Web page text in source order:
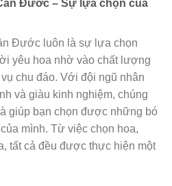
Đước – Sự lựa chọn của
Đước luôn là sự lựa chọn
yêu hoa nhờ vào chất lượng
chu đáo. Với đội ngũ nhân
và giàu kinh nghiệm, chúng
giúp bạn chọn được những bó
mình. Từ việc chọn hoa,
tất cả đều được thực hiện một